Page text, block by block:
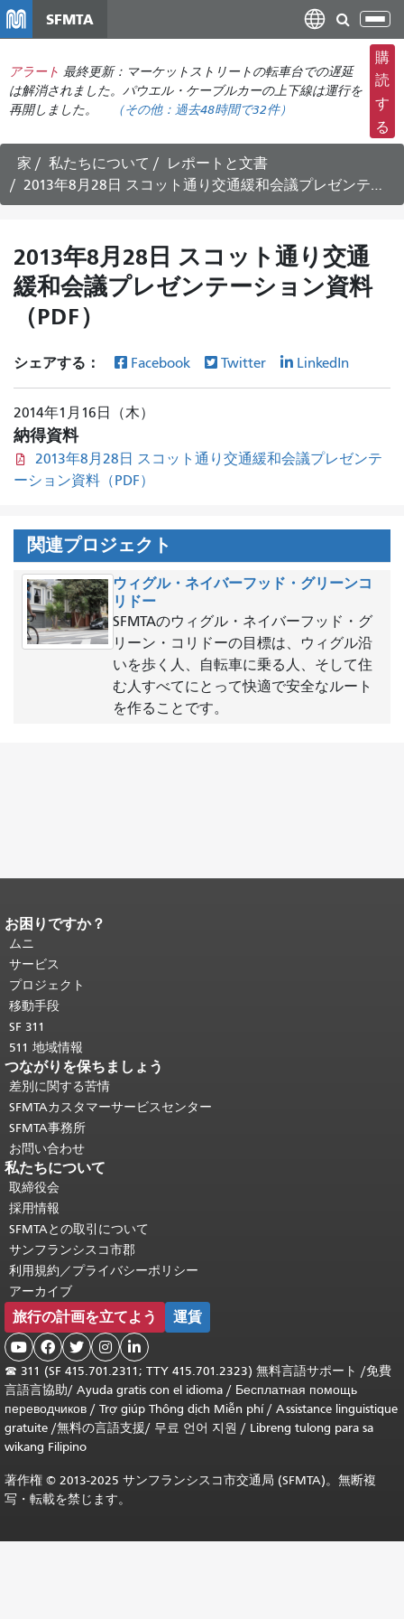
コ
ン
ン
ツ
に
移
SFMTA
ナ
ビ
ゲ
ー
シ
ョ
の
切
替
え
アラート 最終更新：マーケットストリートの転車台での遅延
は解消されました。パウエル・ケーブルカーの上下線は運行を
再開しました。
（その他： 過去48時間で32件）
購
読
す
る
家 私たちについて
レポートと文書
2013年8月28日 スコット通り交通緩和会議プレゼンテーション資料（PDF）
2013年8月28日 スコット通り交通
緩和会議プレゼンテーション資料
（PDF）
シェアする： Facebook Twitter LinkedIn
2014年1月16日（木）
納得資料
2013年8月28日 スコット通り交通緩和会議プレゼンテ
ーション資料（PDF）
関連プロジェクト
ウィグル・ネイバーフッド・グリーンコ
リドー
SFMTAのウィグル・ネイバーフッド・グ
リーン・コリドーの目標は、ウィグル沿
いを歩く人、自転車に乗る人、そして住
む人すべてにとって快適で安全なルート
を作ることです。
ページコンテンツの終わり。
ジの残りの部分はすべてのページで繰
り返されます。
頭に戻る。
お困りですか？
ムニ
サービス
プロジェクト
移動手段
SF 311
511 地域情報
つながりを保ちましょう
差別に関する苦情
SFMTAカスタマーサービスセンター
SFMTA事務所
お問い合わせ
私たちについて
取締役会
採用情報
SFMTAとの取引について
サンフランシスコ市郡
利用規約／プライバシーポリシー
アーカイブ
旅行の計画を立てよう 運賃
    
☎ 311 (SF 415.701.2311; TTY 415.701.2323) 無料言語サポート /免費
言語言協助/ Ayuda gratis con el idioma / Бесплатная помощь
переводчиков / Trợ giúp Thông dịch Miễn phí/ Assistance linguistique
gratuite /無料の言語支援/ 무료 언어 지원 / Libreng tulong para sa
wikang Filipino
著作権 © 2013-2025 サンフランシスコ市交通局 (SFMTA)。無断複
写・転載を禁じます。